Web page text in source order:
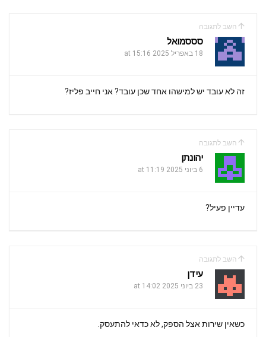
השב לתגובה
סססמואל
18 באפריל 2025 at 15:16
זה לא עובד יש למישהו אחד שכן עובד? אני חייב פליז?
השב לתגובה
יהונתן
6 ביוני 2025 at 11:19
עדיין פעיל?
השב לתגובה
עידן
23 ביוני 2025 at 14:02
כשאין שירות אצל הספק, לא כדאי להתעסק.